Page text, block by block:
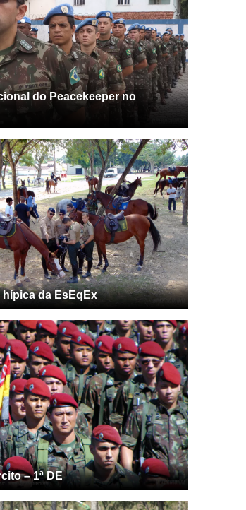
do Peacekeeper no
hípica da EsEqEx
– 1ª DE